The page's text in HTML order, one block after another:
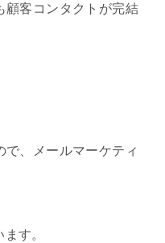
顧客コンタクトが完結
で、メールマーケティ
す。